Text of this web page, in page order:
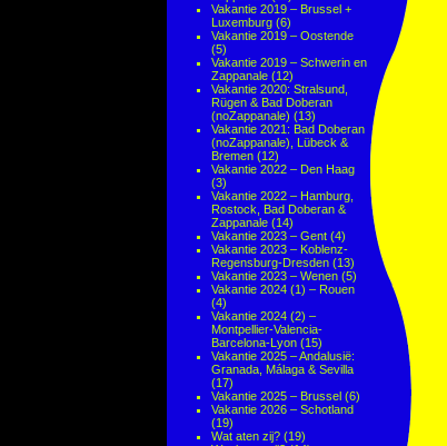
Vakantie 2019 – Brussel +
Luxemburg (6)
Vakantie 2019 – Oostende
(5)
Vakantie 2019 – Schwerin en
Zappanale (12)
Vakantie 2020: Stralsund,
Rügen & Bad Doberan
(noZappanale) (13)
Vakantie 2021: Bad Doberan
(noZappanale), Lübeck &
Bremen (12)
Vakantie 2022 – Den Haag
(3)
Vakantie 2022 – Hamburg,
Rostock, Bad Doberan &
Zappanale (14)
Vakantie 2023 – Gent (4)
Vakantie 2023 – Koblenz-
Regensburg-Dresden (13)
Vakantie 2023 – Wenen (5)
Vakantie 2024 (1) – Rouen
(4)
Vakantie 2024 (2) –
Montpellier-Valencia-
Barcelona-Lyon (15)
Vakantie 2025 – Andalusië:
Granada, Málaga & Sevilla
(17)
Vakantie 2025 – Brussel (6)
Vakantie 2026 – Schotland
(19)
Wat aten zij? (19)